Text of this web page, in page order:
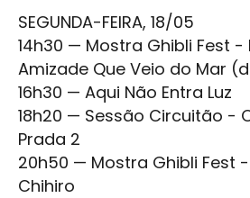
SEGUNDA-FEIRA, 18/05
14h30 — Mostra Ghibli Fest -
Amizade Que Veio do Mar
16h30 — Aqui Não Entra Luz
18h20 — Sessão Circuitão -
Prada 2
20h50 — Mostra Ghibli Fest -
Chihiro